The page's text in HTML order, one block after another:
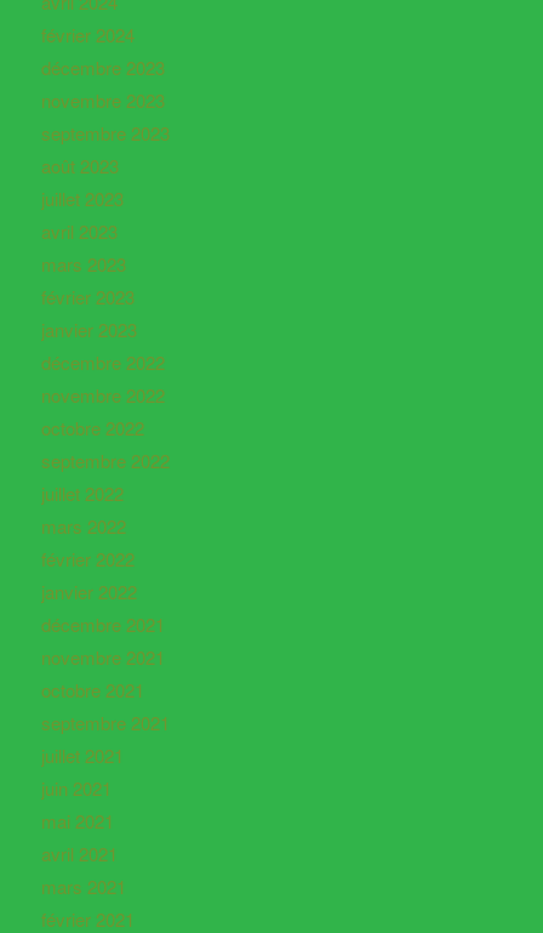
février 2024
décembre 2023
novembre 2023
septembre 2023
août 2023
juillet 2023
avril 2023
mars 2023
février 2023
janvier 2023
décembre 2022
novembre 2022
octobre 2022
septembre 2022
juillet 2022
mars 2022
février 2022
janvier 2022
décembre 2021
novembre 2021
octobre 2021
septembre 2021
juillet 2021
juin 2021
mai 2021
avril 2021
mars 2021
février 2021